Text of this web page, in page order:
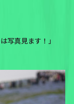
写真見ます！」